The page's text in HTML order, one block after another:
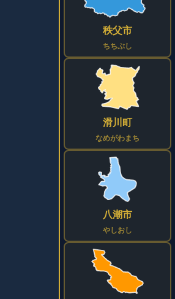
秩父市
ちちぶし
滑川町
なめがわまち
八潮市
やしおし